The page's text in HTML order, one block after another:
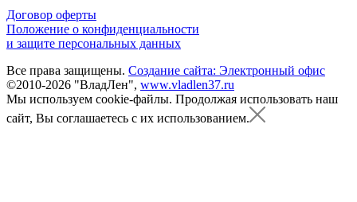
Договор оферты
Положение о конфиденциальности
и защите персональных данных
Все права защищены. Создание сайта: Электронный офис
©2010-2026 "ВладЛен", www.vladlen37.ru
Мы используем cookie-файлы. Продолжая использовать наш
сайт, Вы соглашаетесь с их использованием.